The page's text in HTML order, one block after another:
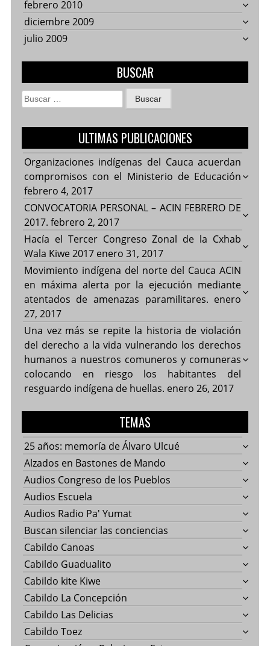
febrero 2010
diciembre 2009
julio 2009
BUSCAR
Buscar:
ULTIMAS PUBLICACIONES
Organizaciones indígenas del Cauca acuerdan
compromisos con el Ministerio de Educación
febrero 4, 2017
CONVOCATORIA PERSONAL – ACIN FEBRERO DE
2017. febrero 2, 2017
Hacía el Tercer Congreso Zonal de la Cxhab
Wala Kiwe 2017 enero 31, 2017
Movimiento indígena del norte del Cauca ACIN
en máxima alerta por la ejecución mediante
atentados de amenazas paramilitares. enero
27, 2017
Una vez más se repite la historia de violación
del derecho a la vida vulnerando los derechos
humanos a nuestros comuneros y comuneras
colocando en riesgo los habitantes del
resguardo indígena de huellas. enero 26, 2017
TEMAS
25 años: memoría de Álvaro Ulcué
Alzados en Bastones de Mando
Audios Congreso de los Pueblos
Audios Escuela
Audios Radio Pa' Yumat
Buscan silenciar las conciencias
Cabildo Canoas
Cabildo Guadualito
Cabildo kite Kiwe
Cabildo La Concepción
Cabildo Las Delicias
Cabildo Toez